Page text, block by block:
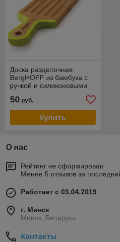
Доска разделочная
BergHOFF из бамбука с
ручкой и силиконовыми
накладками 43х10х1,5 см
1101699
50 руб.
Купить
О нас
Рейтинг не сформирован
Менее 5 отзывов за
Работает с 03.04.2019
г. Минск
Минск, Беларусь
Контакты